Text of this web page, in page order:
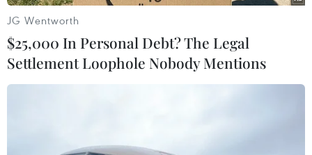
JG Wentworth
$25,000 In Personal Debt? The Legal
Settlement Loophole Nobody Mentions